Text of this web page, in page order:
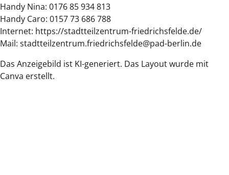
Handy Nina: 0176 85 934 813
Handy Caro: 0157 73 686 788
Internet: https://stadtteilzentrum-friedrichsfelde.de/
Mail: stadtteilzentrum.friedrichsfelde@pad-berlin.de
Das Anzeigebild ist KI-generiert. Das Layout wurde mit
Canva erstellt.